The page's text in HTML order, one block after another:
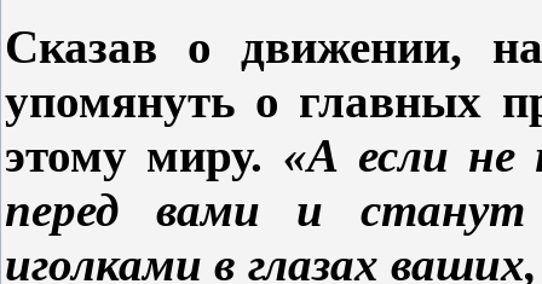
Сказав о движении,
упомянуть о главных
этому миру. «А если не
перед вами и станут
иголками в глазах